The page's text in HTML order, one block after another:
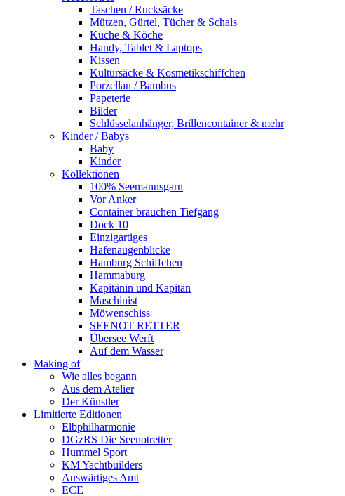
Taschen / Rucksäcke
Mützen, Gürtel, Tücher & Schals
Küche & Köche
Handy, Tablet & Laptops
Kissen
Kultursäcke & Kosmetikschiffchen
Porzellan / Bambus
Papeterie
Bilder
Schlüsselanhänger, Brillencontainer & mehr
Kinder / Babys
Baby
Kinder
Kollektionen
100% Seemannsgarn
Vor Anker
Container brauchen Tiefgang
Dock 10
Einzigartiges
Hafenaugen­blicke
Hamburg Schiffchen
Hammaburg
Kapitänin und Kapitän
Maschinist
Möwenschiss
SEENOT RETTER
Übersee Werft
Auf dem Wasser
Making of
Wie alles begann
Aus dem Atelier
Der Künstler
Limitierte Editionen
Elbphilharmonie
DGzRS Die Seenotretter
Hummel Sport
KM Yachtbuilders
Auswärtiges Amt
ECE